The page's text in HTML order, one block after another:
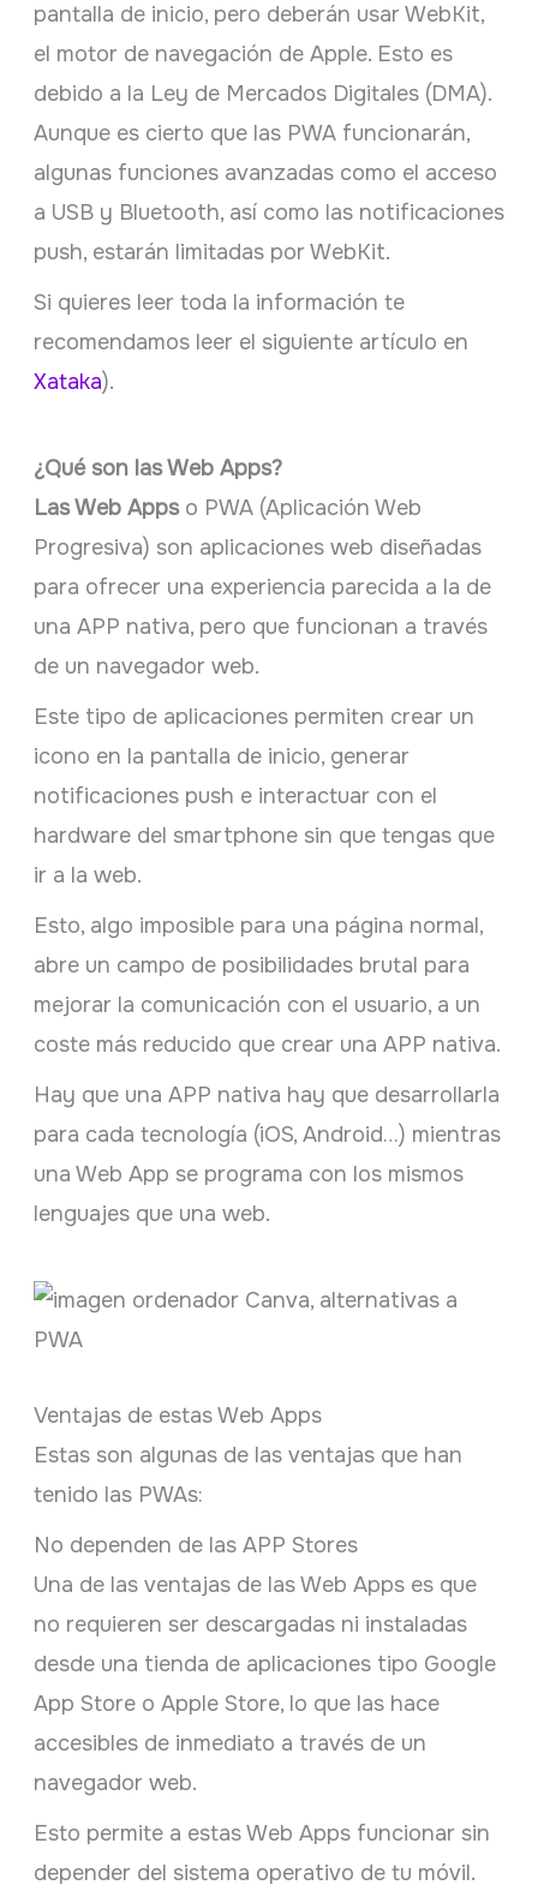
pantalla de inicio, pero deberán usar WebKit,
el motor de navegación de Apple. Esto es
debido a la Ley de Mercados Digitales (DMA).
Aunque es cierto que las PWA funcionarán,
algunas funciones avanzadas como el acceso
a USB y Bluetooth, así como las notificaciones
push, estarán limitadas por WebKit.
​Si quieres leer toda la información te
recomendamos leer el siguiente artículo en
Xataka).
¿Qué son las Web Apps?
Las Web Appso PWA (Aplicación Web
Progresiva) son aplicaciones web diseñadas
para ofrecer una experiencia parecida a la de
una APP nativa, pero que funcionan a través
de un navegador web.
Este tipo de aplicaciones permiten crear un
icono en la pantalla de inicio, generar
notificaciones push e interactuar con el
hardware del smartphone sin que tengas que
ir a la web.
Esto, algo imposible para una página normal,
abre un campo de posibilidades brutal para
mejorar la comunicación con el usuario, a un
coste más reducido que crear una APP nativa.
Hay que una APP nativa hay que desarrollarla
para cada tecnología (iOS, Android…) mientras
una Web App se programa con los mismos
lenguajes que una web.
Ventajas de estas Web Apps
Estas son algunas de las ventajas que han
tenido las PWAs:
No dependen de las APP Stores
Una de las ventajas de las Web Apps es que
no requieren ser descargadas ni instaladas
desde una tienda de aplicaciones tipo Google
App Store o Apple Store, lo que las hace
accesibles de inmediato a través de un
navegador web.
Esto permite a estas Web Apps funcionar sin
depender del sistema operativo de tu móvil.